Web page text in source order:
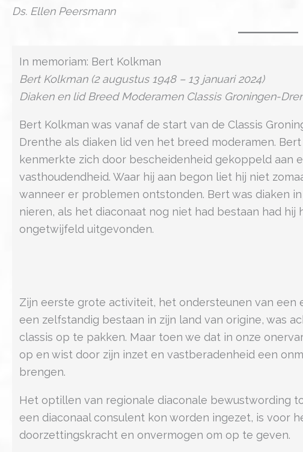
Ds. Ellen Peersmann
In memoriam: Bert Kolkman
Bert Kolkman (2 augustus 1948 – 13 januari 2024)
Diaken en lid Breed Moderamen Classis Groningen-
Bert Kolkman was vanaf de start van de Classis
Drenthe als diaken lid ven het breed moderamen. Bert
kenmerkte zich door bescheidenheid gekoppeld aan
vasthoudendheid. Waar hij aan begon liet hij niet
wanneer er problemen ontstonden. Bert was diaken
nieren, als het diaconaat nog niet had bestaan had hij
ongetwijfeld uitgevonden.
Zijn eerste grote activiteit, het ondersteunen van
een zelfstandig bestaan in zijn land van origine, was
classis op te pakken. Maar toen we dat in onze
op en wist door zijn inzet en vastberadenheid een
brengen.
Het optillen van regionale diaconale bewustwording
een diaconaal consulent kon worden ingezet, is voor
doorzettingskracht en onvermogen om op te geven.